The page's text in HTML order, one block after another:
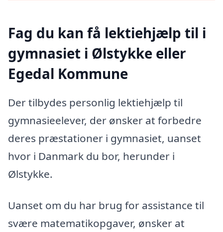
Fag du kan få lektiehjælp til i
gymnasiet i Ølstykke eller
Egedal Kommune
Der tilbydes personlig lektiehjælp til
gymnasieelever, der ønsker at forbedre
deres præstationer i gymnasiet, uanset
hvor i Danmark du bor, herunder i
Ølstykke.
Uanset om du har brug for assistance til
svære matematikopgaver, ønsker at